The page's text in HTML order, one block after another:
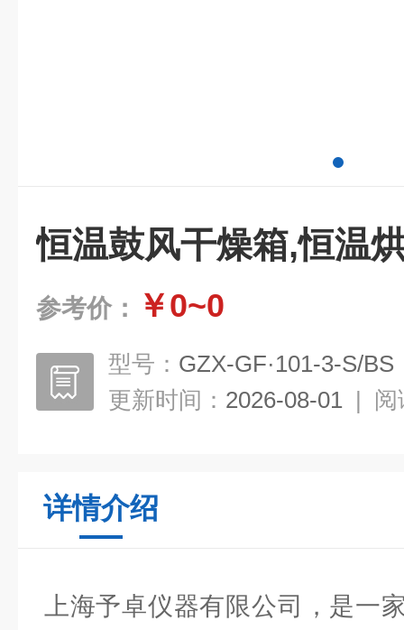
恒温鼓风干燥箱,恒温
参考价： ￥0~0
型号： GZX-GF·101-3-S/BS
更新时间： 2026-08-01 | 阅
详情介绍
上海予卓仪器有限公司，是一